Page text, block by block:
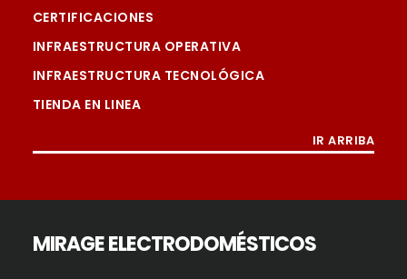
CERTIFICACIONES
INFRAESTRUCTURA OPERATIVA
INFRAESTRUCTURA TECNOLÓGICA
TIENDA EN LINEA
IR ARRIBA
MIRAGE ELECTRODOMÉSTICOS